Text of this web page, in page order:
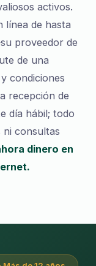
activos.
línea de hasta
proveedor de
de una
condiciones
recepción de
día hábil; todo
ni consultas
dinero en